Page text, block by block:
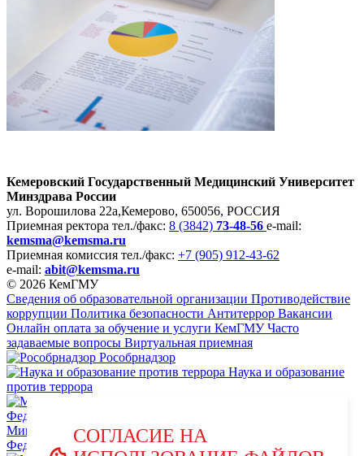
Кемеровский Государственный Медицинский Университет
Минздрава России
ул. Ворошилова 22а,Кемерово, 650056, РОССИЯ
Приемная ректора тел./факс: 8 (3842) 73-48-56 e-mail:
kemsma@kemsma.ru
Приемная комиссия тел./факс: +7 (905) 912-43-62
e-mail: abit@kemsma.ru
© 2026 КемГМУ
Сведения об образовательной организации Противодействие
коррупции Политика безопасности Антитеррор Вакансии
Онлайн оплата за обучение и услуги КемГМУ Часто
задаваемые вопросы Виртуальная приемная
Рособрнадзор
Наука и образование
против террора
Министерство науки и высшего образования Российской
Федерации
СОГЛАСИЕ НА